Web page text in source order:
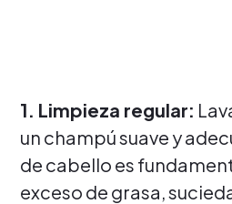
1. Limpieza regular:
un champú suave y
de cabello es
exceso de grasa,